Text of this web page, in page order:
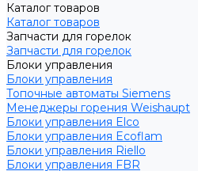
Каталог товаров
Каталог товаров
Запчасти для горелок
Запчасти для горелок
Блоки управления
Блоки управления
Топочные автоматы Siemens
Менеджеры горения Weishaupt
Блоки управления Elco
Блоки управления Ecoflam
Блоки управления Riello
Блоки управления FBR